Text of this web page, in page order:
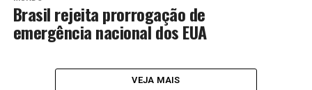
Brasil rejeita prorrogação de
emergência nacional dos EUA
VEJA MAIS